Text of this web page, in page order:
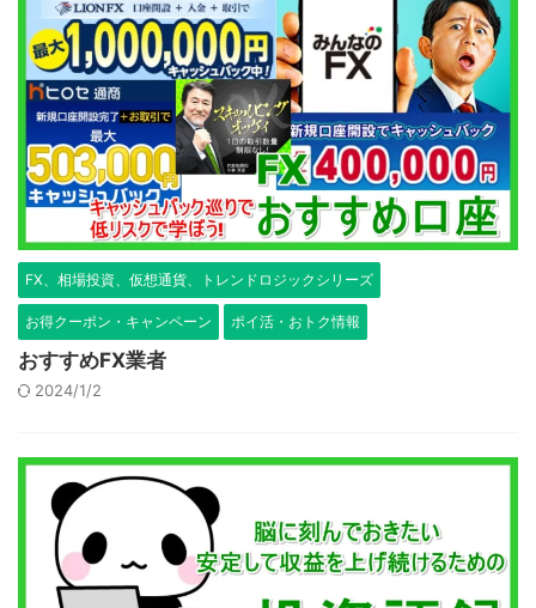
FX、相場投資、仮想通貨、トレンドロジックシリーズ
お得クーポン・キャンペーン ポイ活・おトク情報
おすすめFX業者
2024/1/2